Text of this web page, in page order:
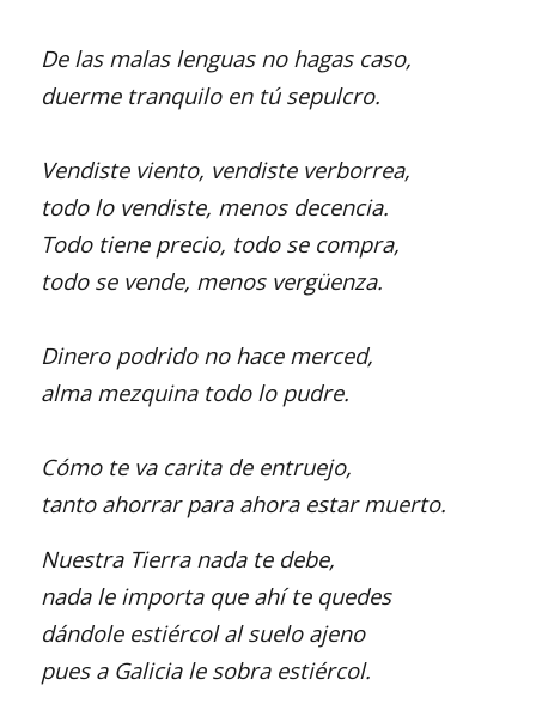
De las malas lenguas no hagas caso,
duerme tranquilo en tú sepulcro.
Vendiste viento, vendiste verborrea,
todo lo vendiste, menos decencia.
Todo tiene precio, todo se compra,
todo se vende, menos vergüenza.
Dinero podrido no hace merced,
alma mezquina todo lo pudre.
Cómo te va carita de entruejo,
tanto ahorrar para ahora estar muerto.
Nuestra Tierra nada te debe,
nada le importa que ahí te quedes
dándole estiércol al suelo ajeno
pues a Galicia le sobra estiércol.